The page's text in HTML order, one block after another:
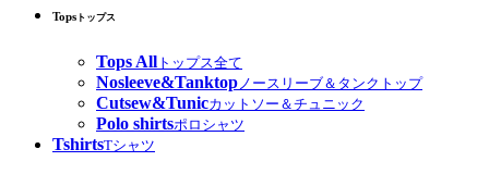
Tops トップス
Tops All トップス全て
Nosleeve&Tanktopノースリーブ＆タンクトップ
Cutsew&Tunicカットソー＆チュニック
Polo shirtsポロシャツ
TshirtsTシャツ